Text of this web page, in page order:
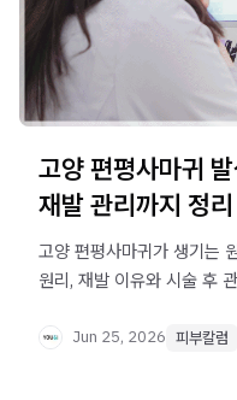
고양 편평사마귀
재발 관리까지 정리
고양 편평사마귀가 생기는
원리, 재발 이유와 시술 후
확인하세요.
Jun 25, 2026 피부칼럼